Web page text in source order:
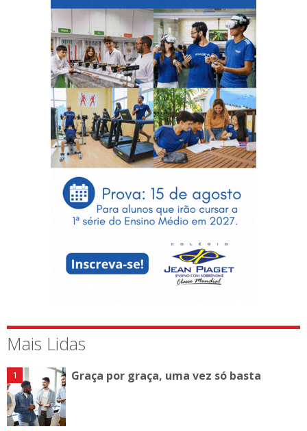
Mais Lidas
Graça por graça, uma vez só basta